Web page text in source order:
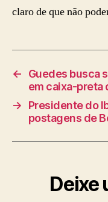
claro de que não
←
Guedes busca
em caixa-preta
→
Presidente do
postagens de
Deixe